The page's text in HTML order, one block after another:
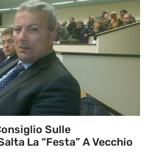
Sulle
La “Festa” A Vecchio